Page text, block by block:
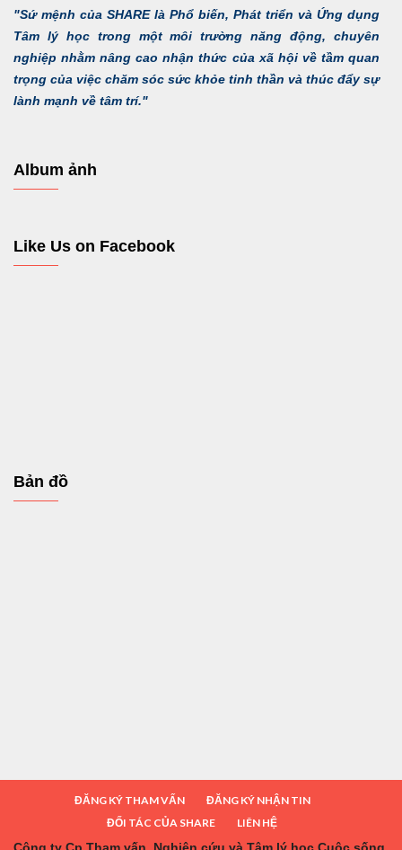
"Sứ mệnh của SHARE là Phổ biến, Phát triển và Ứng dụng
Tâm lý học trong một môi trường năng động, chuyên
nghiệp nhằm nâng cao nhận thức của xã hội về tầm quan
trọng của việc chăm sóc sức khỏe tinh thần và thúc đẩy sự
lành mạnh về tâm trí."
Album ảnh
Like Us on Facebook
Bản đồ
ĐĂNG KÝ THAM VẤN
ĐĂNG KÝ NHẬN TIN
ĐỐI TÁC CỦA SHARE
LIÊN HỆ